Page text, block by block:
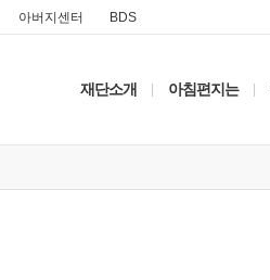
아버지센터 BDS
재단소개 아침편지는